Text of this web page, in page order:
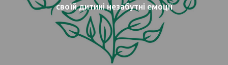
своїй дитині незабутні емоції